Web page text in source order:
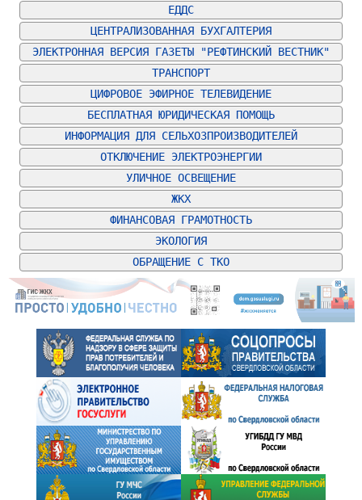
ЕДДС
ЦЕНТРАЛИЗОВАННАЯ БУХГАЛТЕРИЯ
ЭЛЕКТРОННАЯ ВЕРСИЯ ГАЗЕТЫ "РЕФТИНСКИЙ ВЕСТНИК"
ТРАНСПОРТ
ЦИФРОВОЕ ЭФИРНОЕ ТЕЛЕВИДЕНИЕ
БЕСПЛАТНАЯ ЮРИДИЧЕСКАЯ ПОМОЩЬ
ИНФОРМАЦИЯ ДЛЯ СЕЛЬХОЗПРОИЗВОДИТЕЛЕЙ
ОТКЛЮЧЕНИЕ ЭЛЕКТРОЭНЕРГИИ
УЛИЧНОЕ ОСВЕЩЕНИЕ
ЖКХ
ФИНАНСОВАЯ ГРАМОТНОСТЬ
ЭКОЛОГИЯ
ОБРАЩЕНИЕ С ТКО